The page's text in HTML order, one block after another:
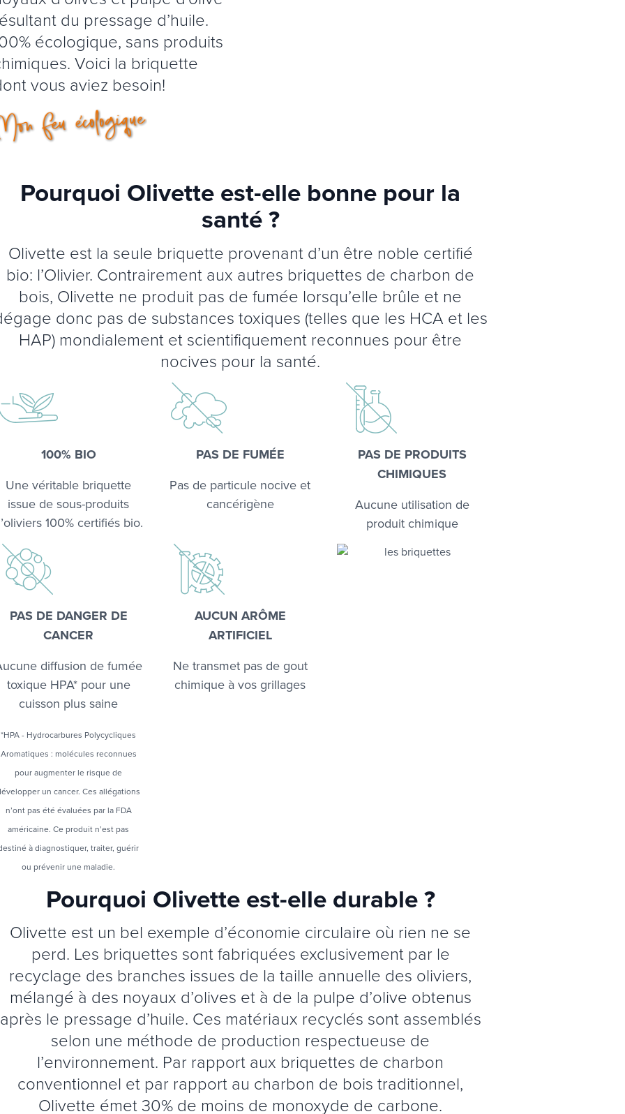
du pressage d’huile.
écologique, sans produits
Voici la briquette
vous aviez besoin!
Pourquoi Olivette est-elle bonne pour la
santé ?
Olivette est la seule briquette provenant d’un être noble certifié
bio: l’Olivier. Contrairement aux autres briquettes de charbon de
bois, Olivette ne produit pas de fumée lorsqu’elle brûle et ne
donc pas de substances toxiques (telles que les HCA et les
HAP) mondialement et scientifiquement reconnues pour être
nocives pour la santé.
100% BIO
Une véritable briquette
issue de sous-produits
100% certifiés bio.
PAS DE FUMÉE
Pas de particule nocive et
cancérigène
PAS DE PRODUITS
CHIMIQUES
Aucune utilisation de
produit chimique
PAS DE DANGER DE
CANCER
diffusion de fumée
toxique HPA* pour une
cuisson plus saine
*HPA - Hydrocarbures Polycycliques
Aromatiques : molécules reconnues
pour augmenter le risque de
un cancer. Ces allégations
n’ont pas été évaluées par la FDA
américaine. Ce produit n’est pas
à diagnostiquer, traiter, guérir
ou prévenir une maladie.
AUCUN ARÔME
ARTIFICIEL
Ne transmet pas de gout
chimique à vos grillages
Pourquoi Olivette est-elle durable ?
Olivette est un bel exemple d’économie circulaire où rien ne se
perd. Les briquettes sont fabriquées exclusivement par le
recyclage des branches issues de la taille annuelle des oliviers,
mélangé à des noyaux d’olives et à de la pulpe d’olive obtenus
après le pressage d’huile. Ces matériaux recyclés sont assemblés
selon une méthode de production respectueuse de
l’environnement. Par rapport aux briquettes de charbon
conventionnel et par rapport au charbon de bois traditionnel,
Olivette émet 30% de moins de monoxyde de carbone.